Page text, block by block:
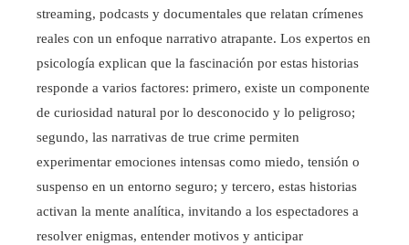
streaming, podcasts y documentales que relatan crímenes
reales con un enfoque narrativo atrapante. Los expertos en
psicología explican que la fascinación por estas historias
responde a varios factores: primero, existe un componente
de curiosidad natural por lo desconocido y lo peligroso;
segundo, las narrativas de true crime permiten
experimentar emociones intensas como miedo, tensión o
suspenso en un entorno seguro; y tercero, estas historias
activan la mente analítica, invitando a los espectadores a
resolver enigmas, entender motivos y anticipar